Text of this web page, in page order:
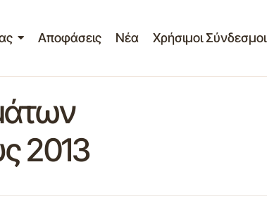
Αποφάσεις Νέα Χρήσιμοι Σύνδεσμοι
2013